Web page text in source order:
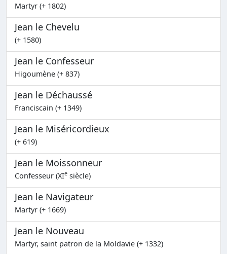
Martyr (+ 1802)
Jean le Chevelu
(+ 1580)
Jean le Confesseur
Higoumène (+ 837)
Jean le Déchaussé
Franciscain (+ 1349)
Jean le Miséricordieux
(+ 619)
Jean le Moissonneur
Confesseur (XIe siècle)
Jean le Navigateur
Martyr (+ 1669)
Jean le Nouveau
Martyr, saint patron de la Moldavie (+ 1332)